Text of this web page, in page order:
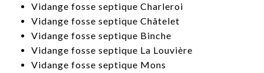
​Vidange fosse septique Charleroi
​Vidange fosse septique Châtelet
​Vidange fosse septique Binche
Vidange fosse septique La Louvière
​Vidange fosse septique Mons